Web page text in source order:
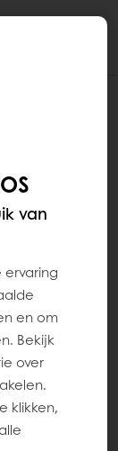
klik
van
ervaring
en om
Bekijk
over
klikken,